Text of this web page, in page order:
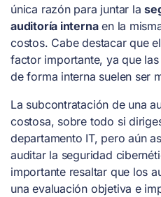
única razón para juntar la
auditoría internaen la
costos. Cabe destacar que
factor importante, ya que
de forma interna suelen ser
La subcontratación de una
costosa, sobre todo si
departamento IT, pero aún
auditar la seguridad
importante resaltar que los
una evaluación objetiva e